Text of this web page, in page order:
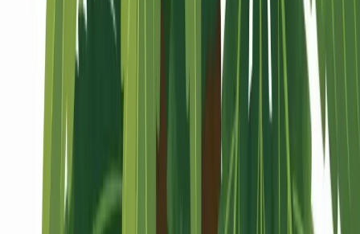
Seedbanks